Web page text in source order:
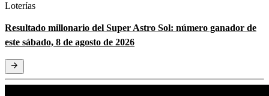
Loterías
Resultado millonario del Super Astro Sol: número ganador de
este sábado, 8 de agosto de 2026